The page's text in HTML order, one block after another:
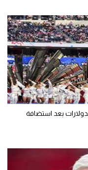
بعد استضافة